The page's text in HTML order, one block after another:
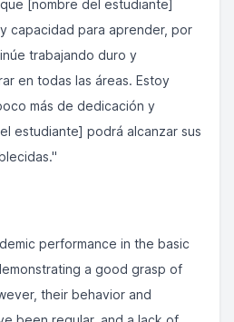
[nombre del estudiante]
capacidad para aprender, por
trabajando duro y
en todas las áreas. Estoy
más de dedicación y
estudiante] podrá alcanzar sus
performance in the basic
a good grasp of
their behavior and